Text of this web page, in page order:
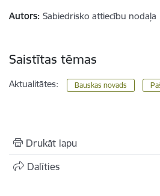
Autors: Sabiedrisko attiecību nodaļa
Saistītas tēmas
Aktualitātes: Bauskas novads
Drukāt lapu
Dalīties